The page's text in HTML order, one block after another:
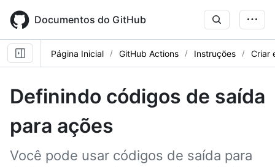
main
content
Documentos do GitHub
Página Inicial GitHub Actions Instruções Criar
Definindo códigos de saída
para ações
Você pode usar códigos de saída para